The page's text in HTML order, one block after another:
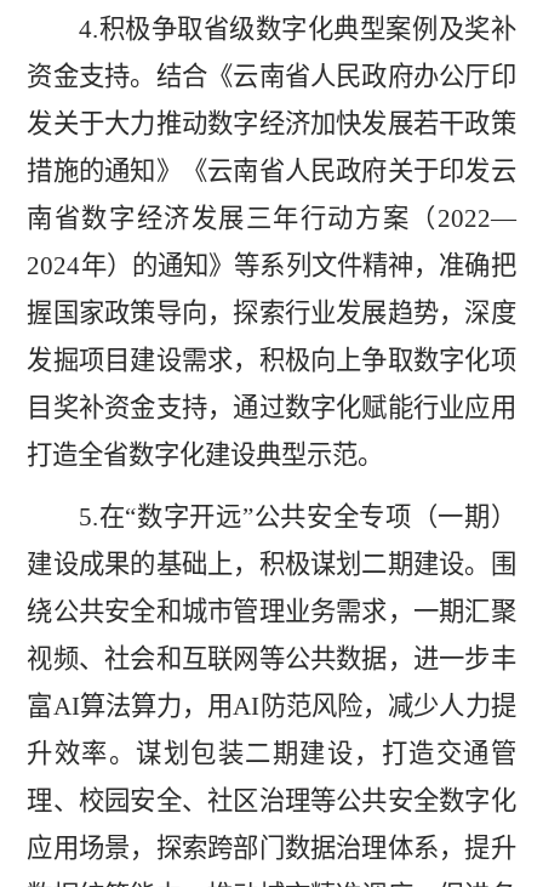
4.积极争取省级数字化典型案例及奖补
资金支持。结合《云南省人民政府办公厅印
发关于大力推动数字经济加快发展若干政策
措施的通知》《云南省人民政府关于印发云
南省数字经济发展三年行动方案（ 2022—
2024年）的通知》等系列文件精神，准确把
握国家政策导向，探索行业发展趋势，深度
发掘项目建设需求，积极向上争取数字化项
目奖补资金支持，通过数字化赋能行业应用
打造全省数字化建设典型示范。
5.在“数字开远”公共安全专项（一期）
建设成果的基础上，积极谋划二期建设。围
绕公共安全和城市管理业务需求， 一期汇聚
视频、社会和互联网等公共数据， 进一步丰
富AI算法算力， 用 AI 防范风险，减少人力提
升效率。谋划包装二期建设， 打造交通管
理、校园安全、社区治理等公共安全数字化
应用场景，探索跨部门数据治理体系，提升